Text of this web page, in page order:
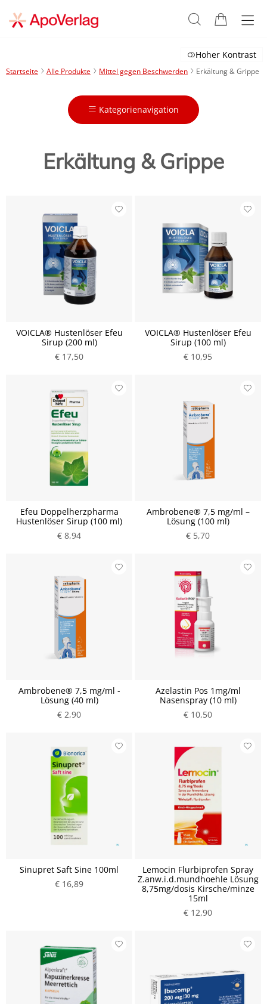
Hoher Kontrast
Startseite Alle Produkte Mittel gegen Beschwerden Erkältung & Grippe
Kategorienavigation
Erkältung & Grippe
VOICLA® Hustenlöser Efeu
Sirup (200 ml)
€ 17,50
VOICLA® Hustenlöser Efeu
Sirup (100 ml)
€ 10,95
Efeu Doppelherzpharma
Hustenlöser Sirup (100 ml)
€ 8,94
Ambrobene® 7,5 mg/ml –
Lösung (100 ml)
€ 5,70
Ambrobene® 7,5 mg/ml -
Lösung (40 ml)
€ 2,90
Azelastin Pos 1mg/ml
Nasenspray (10 ml)
€ 10,50
Sinupret Saft Sine 100ml
€ 16,89
Lemocin Flurbiprofen Spray
Z.anw.i.d.mundhoehle Lösung
8,75mg/dosis Kirsche/minze
15ml
€ 12,90